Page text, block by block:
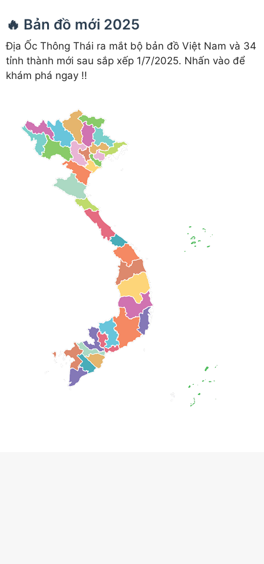
🔥 Bản đồ mới 2025
Địa Ốc Thông Thái ra mắt bộ bản đồ Việt Nam và 34
tỉnh thành mới sau sắp xếp 1/7/2025. Nhấn vào để
khám phá ngay !!